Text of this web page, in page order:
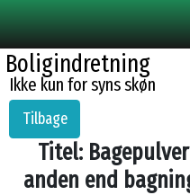
Boligindretning
Ikke kun for syns skøn
Tilbage
Titel:
anden end